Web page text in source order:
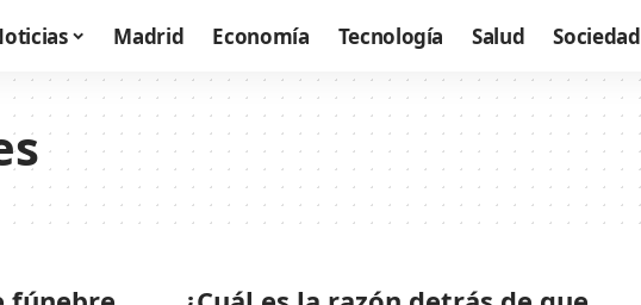
Madrid Economía Tecnología Salud Sociedad